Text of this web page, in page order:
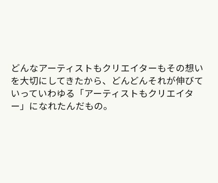
どんなアーティストもクリエイターもその想い
を大切にしてきたから、どんどんそれが伸びて
いっていわゆる「アーティストもクリエイタ
ー」になれたんだもの。